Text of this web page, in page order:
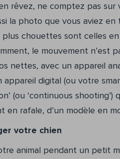
rêvez, ne comptez pas
la photo que vous aviez
chouettes sont celles en
le mouvement n’est
nettes, avec un appareil
appareil digital (ou votre
(ou ‘continuous
en rafale, d’un modèle en
votre chien
animal pendant un petit